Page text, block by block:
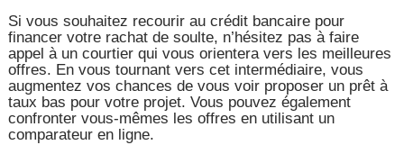
Si vous souhaitez recourir au crédit bancaire pour
financer votre rachat de soulte, n’hésitez pas à faire
appel à un courtier qui vous orientera vers les meilleures
offres. En vous tournant vers cet intermédiaire, vous
augmentez vos chances de vous voir proposer un prêt à
taux bas pour votre projet. Vous pouvez également
confronter vous-mêmes les offres en utilisant un
comparateur en ligne.